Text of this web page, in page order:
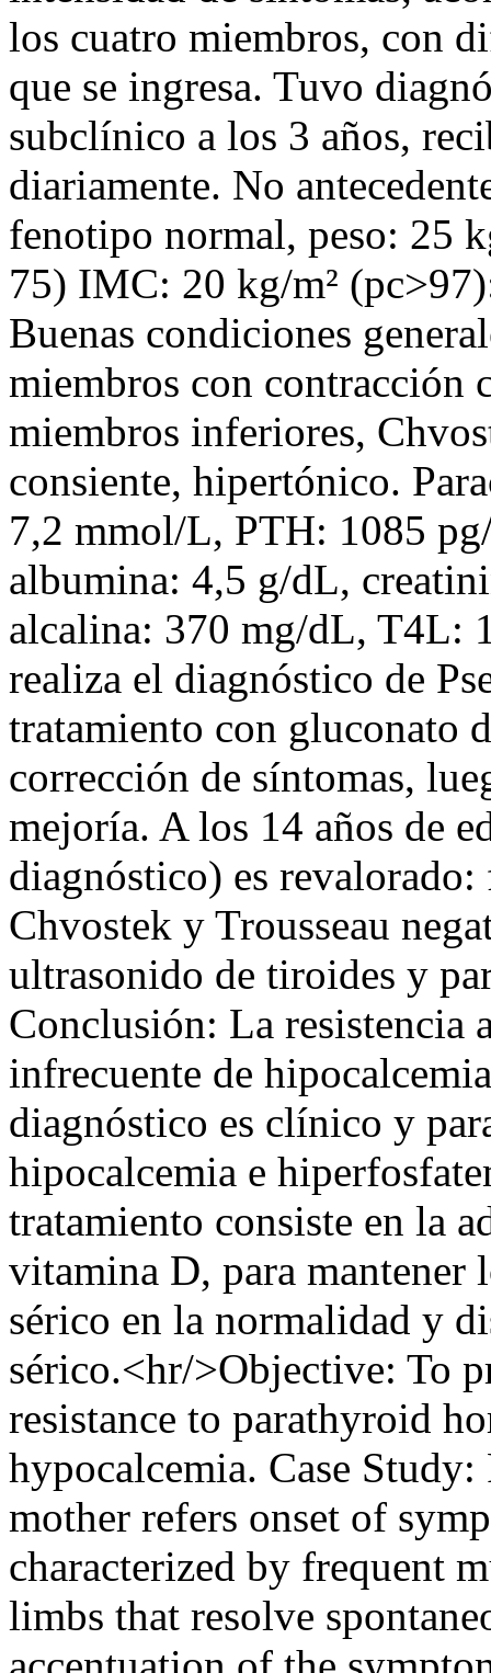
los cuatro miembros, con
que se ingresa. Tuvo
subclínico a los 3 años,
diariamente. No
fenotipo normal, peso: 25
75) IMC: 20 kg/m²
Buenas condiciones
miembros con contracción
miembros inferiores,
consiente, hipertónico.
7,2 mmol/L, PTH: 1085
albumina: 4,5 g/dL,
alcalina: 370 mg/dL, T4L:
realiza el diagnóstico de
tratamiento con gluconato
corrección de síntomas,
mejoría. A los 14 años de
diagnóstico) es
Chvostek y Trousseau
ultrasonido de tiroides y
Conclusión: La resistencia
infrecuente de
diagnóstico es clínico y
hipocalcemia e
tratamiento consiste en la
vitamina D, para
sérico en la normalidad y
sérico.<hr/>Objective: To
resistance to parathyroid
hypocalcemia. Case
mother refers onset of
characterized by frequent
limbs that resolve